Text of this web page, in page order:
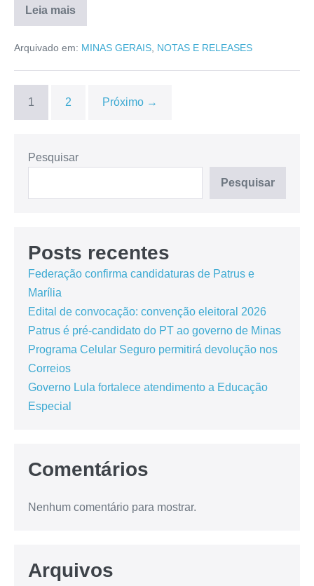
Leia mais
Arquivado em: MINAS GERAIS NOTAS E RELEASES
1 2 Próximo →
Pesquisar
Pesquisar
Posts recentes
Federação confirma candidaturas de Patrus e
Marília
Edital de convocação: convenção eleitoral 2026
Patrus é pré-candidato do PT ao governo de Minas
Programa Celular Seguro permitirá devolução nos
Correios
Governo Lula fortalece atendimento a Educação
Especial
Comentários
Nenhum comentário para mostrar.
Arquivos